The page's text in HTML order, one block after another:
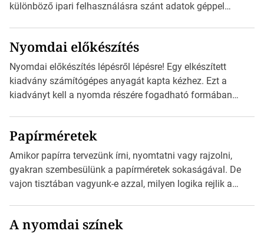
különböző ipari felhasználásra szánt adatok géppel
okostelefonjára telepíthet egy QR-kód-leolvasó
alkalmazást, ami leolvasni és dekódolni képes az URL-
információt és átirányítja a telefon böngészőjét a cég
weblapjára. A QR-kód beolvasása után a felhasználó
Nyomdai előkészítés
Nyomdai előkészítés lépésről lépésre! Egy elkészített
kiadvány számítógépes anyagát kapta kézhez. Ezt a
kiadványt kell a nyomda részére fogadható formában
Illustratorban készült vektorgrafika. *Hirdetés Minden
esetben konzultáljunk a nyomdával, mielőtt elkezdjük a
nyomdai előkészítést!Nehogy az elkészült munka után
derüljön ki, hogy valamit másképp kellett volna csinálni! […]
Papírméretek
Amikor papírra tervezünk írni, nyomtatni vagy rajzolni,
gyakran szembesülünk a papírméretek sokaságával. De
vajon tisztában vagyunk-e azzal, milyen logika rejlik a
*Hirdetés Ebben a cikkben a papírméretek izgalmas
A nyomdai színek